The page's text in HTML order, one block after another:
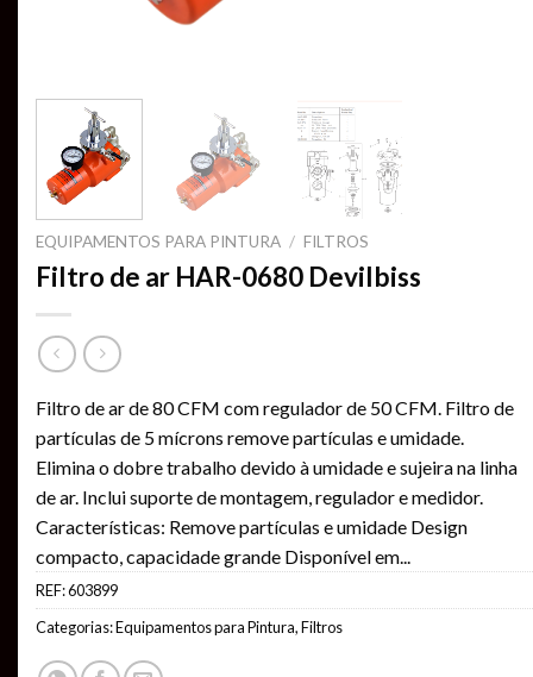
EQUIPAMENTOS PARA PINTURA / FILTROS
Filtro de ar HAR-0680 Devilbiss
Filtro de ar de 80 CFM com regulador de 50 CFM. Filtro de
partículas de 5 mícrons remove partículas e umidade.
Elimina o dobre trabalho devido à umidade e sujeira na linha
de ar. Inclui suporte de montagem, regulador e medidor.
Características: Remove partículas e umidade Design
compacto, capacidade grande Disponível em
REF:603899
Categorias:Equipamentos para Pintura,Filtros